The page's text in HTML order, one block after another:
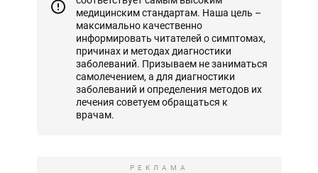
медицинским стандартам. Наша цель –
максимально качественно
информировать читателей о симптомах,
причинах и методах диагностики
заболеваний. Призываем не заниматься
самолечением, а для диагностики
заболеваний и определения методов их
лечения советуем обращаться к
врачам.
РЕКЛАМА